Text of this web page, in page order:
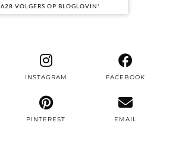
628 VOLGERS OP BLOGLOVIN'
INSTAGRAM FACEBOOK
PINTEREST EMAIL